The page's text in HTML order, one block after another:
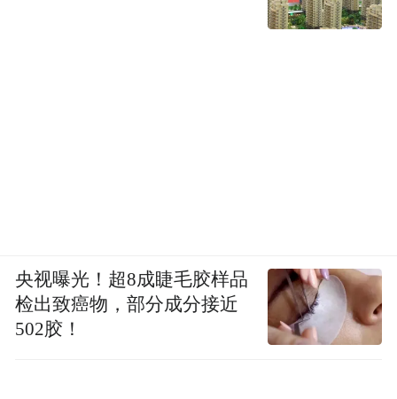
央视曝光！超8成睫毛胶样品
检出致癌物，部分成分接近
502胶！